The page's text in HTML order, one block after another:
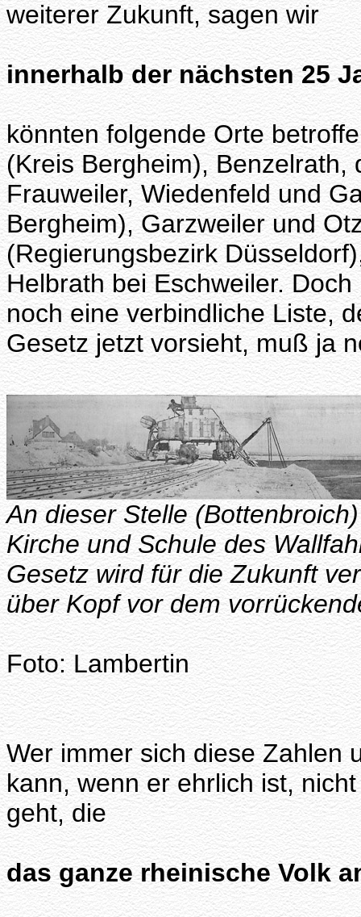
weiterer Zukunft, sagen wir
innerhalb der nächsten 25
könnten folgende Orte
(Kreis Bergheim),
Frauweiler, Wiedenfeld und
Bergheim), Garzweiler und
(Regierungsbezirk
Helbrath bei Eschweiler.
noch eine verbindliche Liste,
Gesetz jetzt vorsieht, muß ja
An dieser Stelle
Kirche und Schule des
Gesetz wird für die Zukunft
über Kopf vor dem
Foto: Lambertin
Wer immer sich diese Zahlen
kann, wenn er ehrlich ist,
geht, die
das ganze rheinische Volk